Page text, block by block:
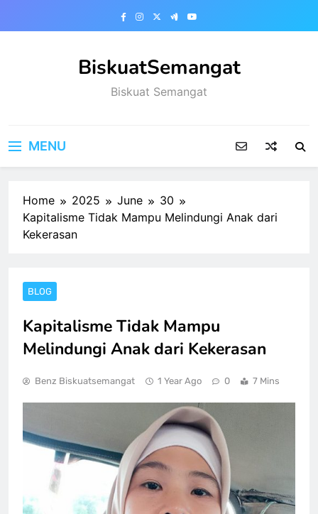
BiskuatSemangat
Biskuat Semangat
MENU
Home 2025 June
30
Kapitalisme Tidak Mampu Melindungi Anak dari
Kekerasan
BLOG
Kapitalisme Tidak Mampu
Melindungi Anak dari Kekerasan
Benz Biskuatsemangat 1 Year Ago 0 7 Mins